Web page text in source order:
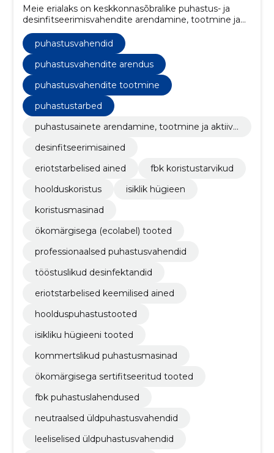
Meie erialaks on keskkonnasõbralike puhastus- ja
desinfitseerimisvahendite arendamine, tootmine ja
müük.
puhastusvahendid
puhastusvahendite arendus
puhastusvahendite tootmine
puhastustarbed
puhastusainete arendamine, tootmine ja aktiivn
desinfitseerimisained
eriotstarbelised ained
fbk koristustarvikud
hoolduskoristus
isiklik hügieen
koristusmasinad
ökomärgisega (ecolabel) tooted
professionaalsed puhastusvahendid
tööstuslikud desinfektandid
eriotstarbelised keemilised ained
hoolduspuhastustooted
isikliku hügieeni tooted
kommertslikud puhastusmasinad
ökomärgisega sertifitseeritud tooted
fbk puhastuslahendused
neutraalsed üldpuhastusvahendid
leeliselised üldpuhastusvahendid